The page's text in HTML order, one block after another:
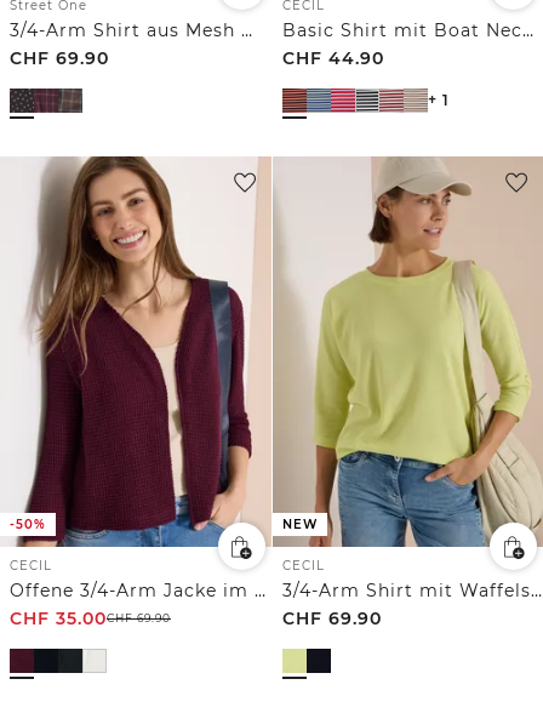
Street One
3/4-Arm Shirt aus Mesh mit Print
CHF 69.90
CECIL
Basic Shirt mit Boat Neck und Streifen
CHF 44.90
+ 1
-50%
CECIL
Offene 3/4-Arm Jacke im Ajour-Look
CHF 35.00CHF69.90
NEW
CECIL
3/4-Arm Shirt mit Waffelstruktur
CHF 69.90